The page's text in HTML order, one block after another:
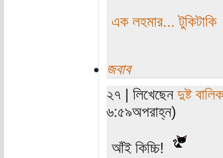
এক লহমার... টুকিটাকি
জবাব
২৭ | লিখেছেনদুষ্ট
৬:৫৯অপরাহ্ন)
আঁই কিচ্চি!